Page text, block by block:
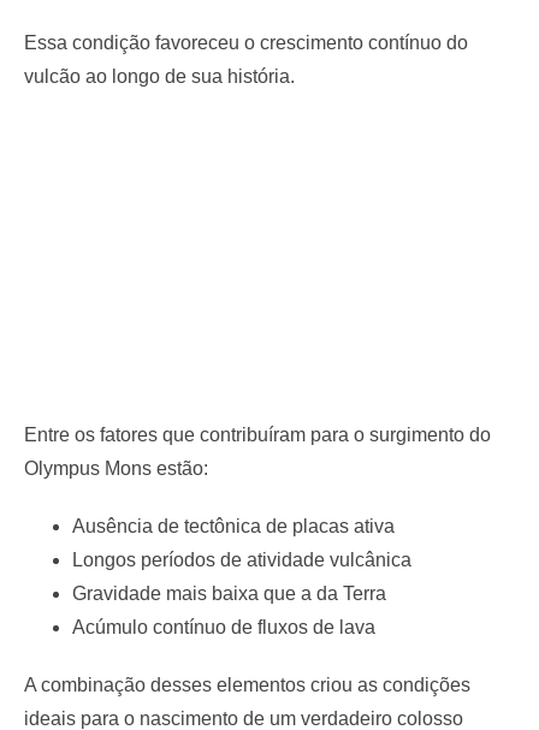
Essa condição favoreceu o crescimento contínuo do
vulcão ao longo de sua história.
Entre os fatores que contribuíram para o surgimento do
Olympus Mons estão:
Ausência de tectônica de placas ativa
Longos períodos de atividade vulcânica
Gravidade mais baixa que a da Terra
Acúmulo contínuo de fluxos de lava
A combinação desses elementos criou as condições
ideais para o nascimento de um verdadeiro colosso